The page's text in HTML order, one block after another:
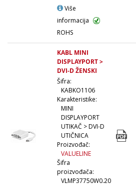
Više
informacija
ROHS
KABL MINI
DISPLAYPORT >
DVI-D ŽENSKI
Šifra:
KABKO1106
Karakteristike:
MINI
DISPLAYPORT
UTIKAČ > DVI-D
UTIČNICA
Proizvođač:
VALUELINE
Šifra
proizvođača:
VLMP37750W0.20